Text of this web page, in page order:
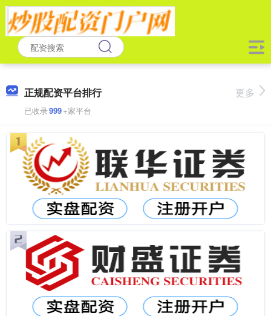
正规配资平台排行
已收录999+家平台
更多